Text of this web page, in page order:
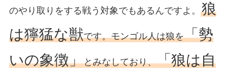
のやり取りをする戦う対象でもあるんですよ。 狼
は獰猛な獣です。モンゴル人は狼を「勢
いの象徴」とみなしており、「狼は自